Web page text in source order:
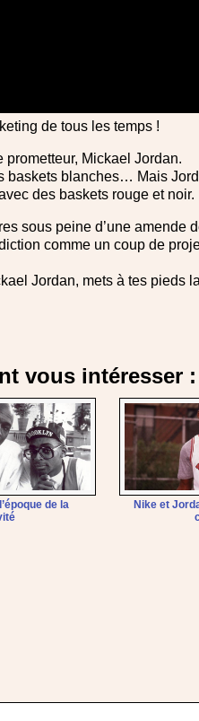
de tous les temps !
Mickael Jordan.
baskets blanches… Mais
des baskets rouge et noir.
sous peine d’une amende
comme un coup de
Jordan, mets à tes pieds
vous intéresser :
de la
Nike et